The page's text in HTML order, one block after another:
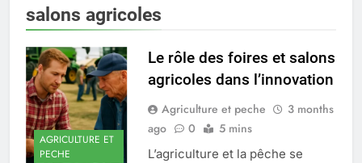
salons agricoles
AGRICULTURE ET
PECHE
Le rôle des foires et salons
agricoles dans l’innovation
Agriculture et peche
3 months
ago
0 5 mins
L’agriculture et la pêche se